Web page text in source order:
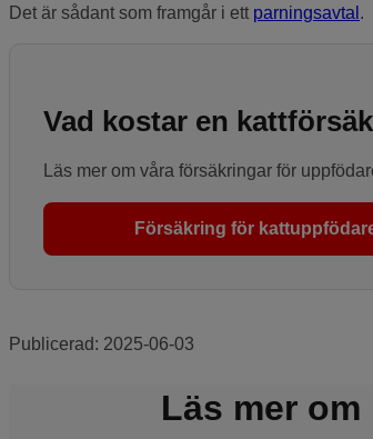
Det är sådant som framgår i ett parningsavtal .
Vad kostar en
Läs mer om våra försäkringar för
Försäkring för
Publicerad: 2025-06-03
Läs mer